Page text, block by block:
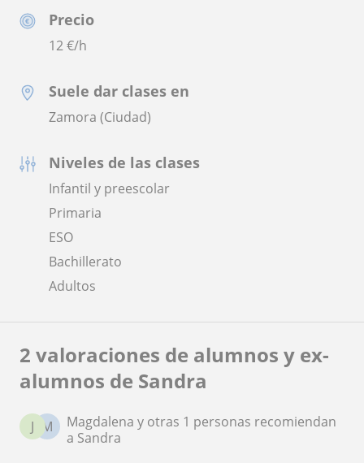
Precio
12€/h
Suele dar clases en
Zamora (Ciudad)
Niveles de las clases
Infantil y preescolar
Primaria
ESO
Bachillerato
Adultos
2 valoraciones de alumnos y ex-
alumnos de Sandra
M
J
Magdalena y otras 1 personas recomiendan
a Sandra